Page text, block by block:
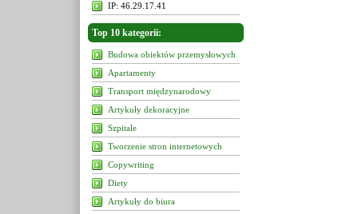
IP: 46.29.17.41
Top 10 kategorii:
Budowa obiektów przemysłowych
Apartamenty
Transport międzynarodowy
Artykuły dekoracyjne
Szpitale
Tworzenie stron internetowych
Copywriting
Diety
Artykuły do biura